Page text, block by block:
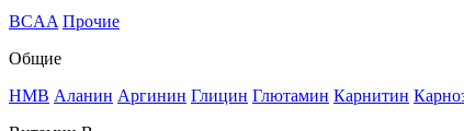
BCAA Прочие
Общие
HMB Аланин Аргинин Глицин Глютамин Карнитин